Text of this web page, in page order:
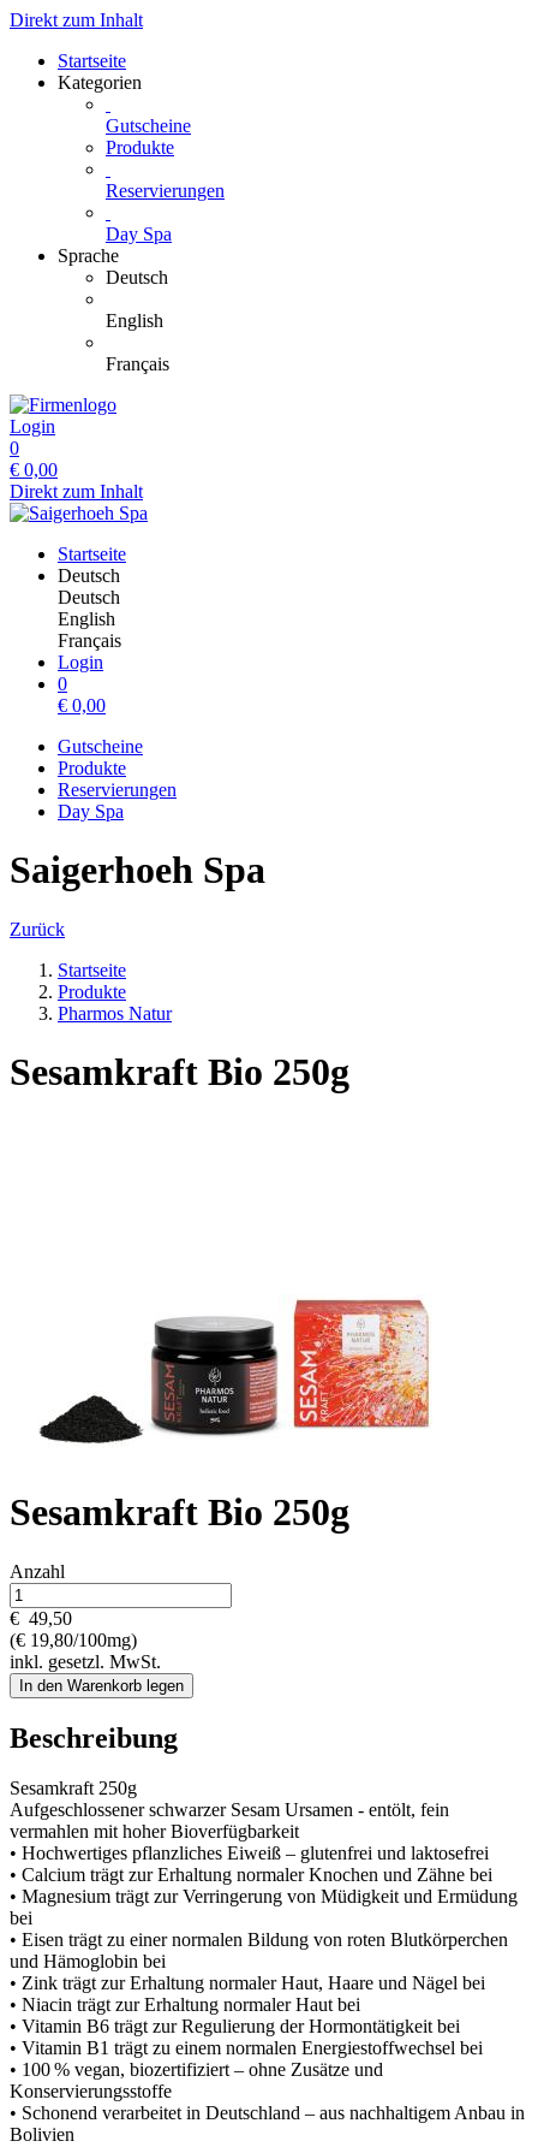
Direkt zum Inhalt
Startseite
Kategorien
Gutscheine
Produkte
Reservierungen
Day Spa
Sprache
Deutsch
English
Français
Login
0
€ 0,00
Direkt zum Inhalt
Startseite
Deutsch
Deutsch
English
Français
Login
0
€ 0,00
Gutscheine
Produkte
Reservierungen
Day Spa
Saigerhoeh Spa
Zurück
Startseite
Produkte
Pharmos Natur
Sesamkraft Bio 250g
Sesamkraft Bio 250g
Anzahl
€ 49,50
(€ 19,80/100mg)
inkl. gesetzl. MwSt.
In den Warenkorb legen
Beschreibung
Sesamkraft 250g
Aufgeschlossener schwarzer Sesam Ursamen - entölt, fein
vermahlen mit hoher Bioverfügbarkeit
• Hochwertiges pflanzliches Eiweiß – glutenfrei und laktosefrei
• Calcium trägt zur Erhaltung normaler Knochen und Zähne bei
• Magnesium trägt zur Verringerung von Müdigkeit und Ermüdung
bei
• Eisen trägt zu einer normalen Bildung von roten Blutkörperchen
und Hämoglobin bei
• Zink trägt zur Erhaltung normaler Haut, Haare und Nägel bei
• Niacin trägt zur Erhaltung normaler Haut bei
• Vitamin B6 trägt zur Regulierung der Hormontätigkeit bei
• Vitamin B1 trägt zu einem normalen Energiestoffwechsel bei
• 100 % vegan, biozertifiziert – ohne Zusätze und
Konservierungsstoffe
• Schonend verarbeitet in Deutschland – aus nachhaltigem Anbau in
Bolivien